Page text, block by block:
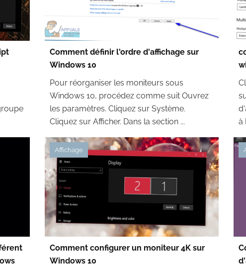
Comment définir l'ordre d'affichage sur
Windows 10
Pour réorganiser les moniteurs sous
Windows 10, procédez comme suit Ouvrez
les paramètres. Cliquez sur Système.
Cliquez sur Afficher. Dans la section ...
à
Affichage
Comment configurer un moniteur 4K sur
Windows 10